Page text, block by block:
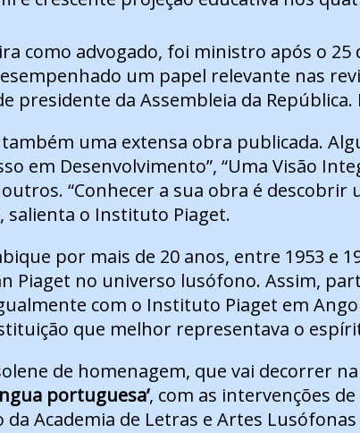
como advogado, foi ministro após o
um papel relevante nas
presidente da Assembleia da República.
uma extensa obra publicada.
em Desenvolvimento”, “Uma Visão
outros. “Conhecer a sua obra é
salienta o Instituto Piaget.
por mais de 20 anos, entre 1953 e
Piaget no universo lusófono. Assim,
com o Instituto Piaget em
que melhor representava o
de homenagem, que vai decorrer
portuguesa’, com as intervenções
Academia de Letras e Artes